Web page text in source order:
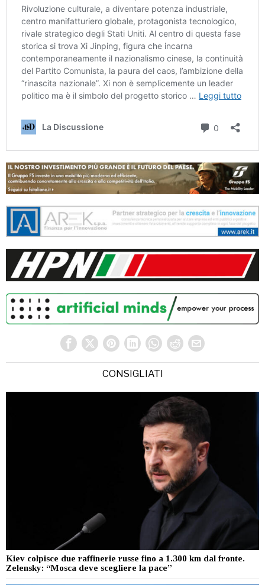
CONSIGLIATI
Kiev colpisce due raffinerie russe fino a 1.300 km dal fronte.
Zelensky: “Mosca deve scegliere la pace”